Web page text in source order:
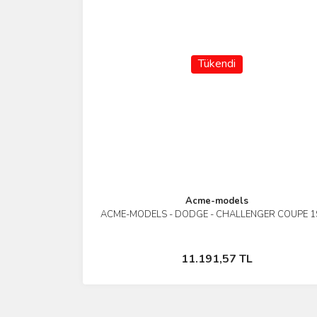
Tükendi
Acme-models
ACME-MODELS - DODGE - CHALLENGER COUPE
11.191,57 TL
İncele
Stokta Yok